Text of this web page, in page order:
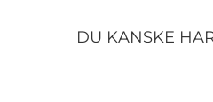
DU KANSKE